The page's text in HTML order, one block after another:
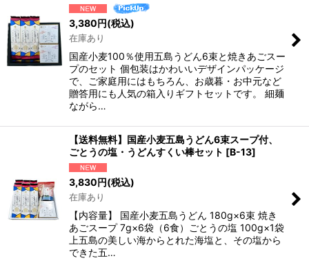
3,380円(税込)
在庫あり
国産小麦100％使用五島うどん6束と焼きあごスー
プのセット 個包装はかわいいデザインパッケージ
で、ご家庭用にはもちろん、お歳暮・お中元など
贈答用にも人気の箱入りギフトセットです。 細麺
ながら…
【送料無料】国産小麦五島うどん6束スープ付、
ごとうの塩・うどんすくい棒セット [B-13]
3,830円(税込)
在庫あり
【内容量】 国産小麦五島うどん 180g×6束 焼き
あごスープ 7g×6袋（6食）ごとうの塩 100g×1袋
上五島の美しい海からとれた海塩と、その塩から
できた五…